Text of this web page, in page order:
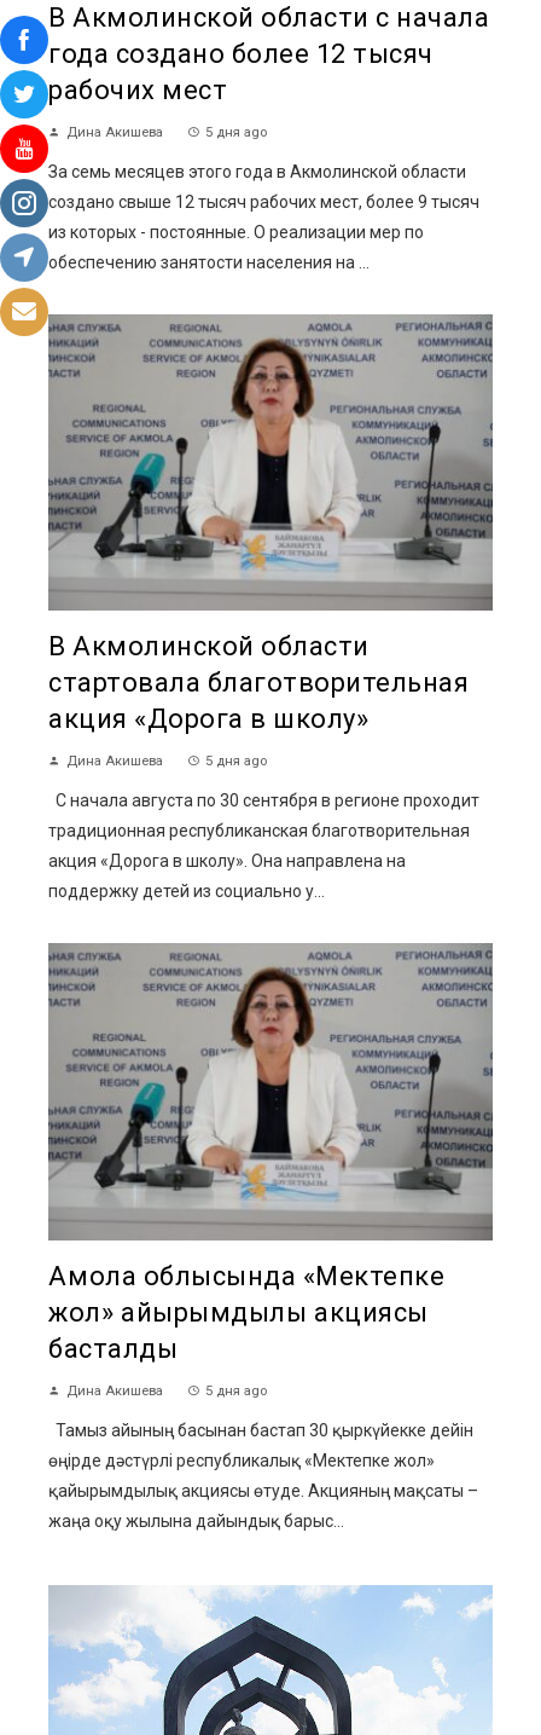
В Акмолинской области с начала
года создано более 12 тысяч
рабочих мест
Дина Акишева 5 дня ago
За семь месяцев этого года в Акмолинской области
создано свыше 12 тысяч рабочих мест, более 9 тысяч
из которых - постоянные. О реализации мер по
обеспечению занятости населения на ...
В Акмолинской области
стартовала благотворительная
акция «Дорога в школу»
Дина Акишева 5 дня ago
С начала августа по 30 сентября в регионе проходит
традиционная республиканская благотворительная
акция «Дорога в школу». Она направлена на
поддержку детей из социально у...
Ақмола облысында «Мектепке
жол» қайырымдылық акциясы
басталды
Дина Акишева 5 дня ago
Тамыз айының басынан бастап 30 қыркүйекке дейін
өңірде дәстүрлі республикалық «Мектепке жол»
қайырымдылық акциясы өтуде. Акцияның мақсаты –
жаңа оқу жылына дайындық барыс...